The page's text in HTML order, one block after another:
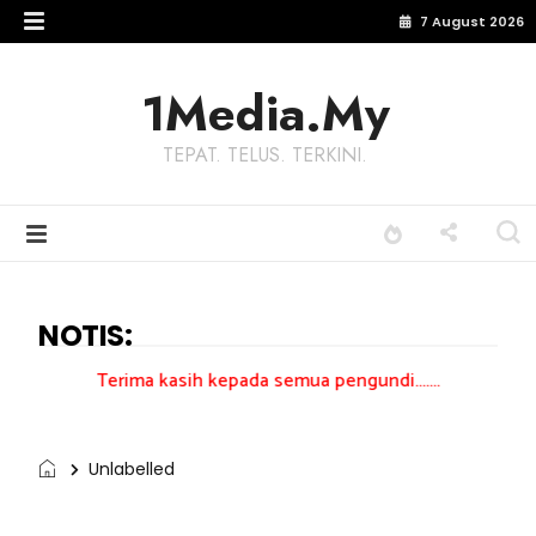
7 August 2026
1Media.My
TEPAT. TELUS. TERKINI.
NOTIS:
kasih kepada semua pengundi.......
Unlabelled